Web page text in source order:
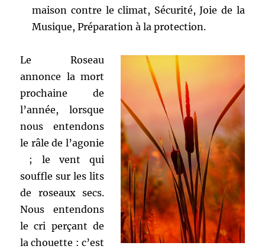
maison contre le climat, Sécurité, Joie de la
Musique, Préparation à la protection.
Le Roseau
annonce la mort
prochaine de
l’année, lorsque
nous entendons
le râle de l’agonie
; le vent qui
souffle sur les lits
de roseaux secs.
Nous entendons
le cri perçant de
la chouette : c’est